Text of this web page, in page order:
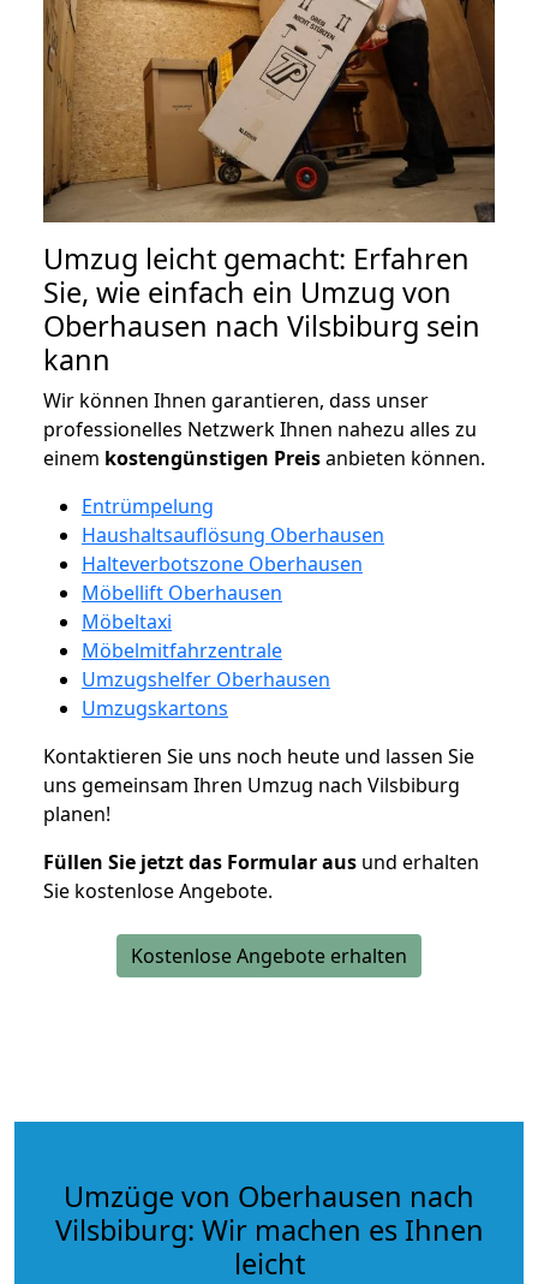
Umzug leicht gemacht: Erfahren
Sie, wie einfach ein Umzug von
Oberhausen nach Vilsbiburg sein
kann
Wir können Ihnen garantieren, dass unser
professionelles Netzwerk Ihnen nahezu alles zu
einem kostengünstigen Preisanbieten können.
Entrümpelung
Haushaltsauflösung Oberhausen
Halteverbotszone Oberhausen
Möbellift Oberhausen
Möbeltaxi
Möbelmitfahrzentrale
Umzugshelfer Oberhausen
Umzugskartons
Kontaktieren Sie uns noch heute und lassen Sie
uns gemeinsam Ihren Umzug nach Vilsbiburg
planen!
Füllen Sie jetzt das Formular aus und erhalten
Sie kostenlose Angebote.
Kostenlose Angebote erhalten
Umzüge von Oberhausen nach
Vilsbiburg: Wir machen es Ihnen
leicht